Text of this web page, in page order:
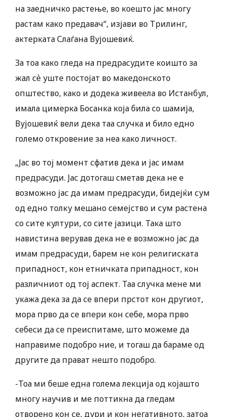
на заедничко растење, во коешто јас многу
растам како предавач“, изјави во Трилинг,
актерката Слаѓана Вујошевиќ.
За тоа како гледа на предрасудите коишто за
жал сѐ уште постојат во македонското
општество, како и додека живеела во Истанбул,
имала цимерка Босанка која била со шамија,
Вујошевиќ вели дека таа случка и било едно
големо откровение за неа како личност.
„Јас во тој момент сфатив дека и јас имам
предрасуди. Јас дотогаш сметав дека не е
возможно јас да имам предрасуди, бидејќи сум
од едно толку мешано семејство и сум растена
со сите култури, со сите јазици. Така што
навистина верував дека не е возможно јас да
имам предрасуди, барем не кон религиската
припадност, кон етничката припадност, кон
различниот од тој аспект. Таа случка мене ми
укажа дека за да се впери прстот кон другиот,
мора прво да се впери кон себе, мора прво
себеси да се преиспитаме, што можеме да
направиме подобро ние, и тогаш да бараме од
другите да прават нешто подобро.
-Тоа ми беше една голема лекција од којашто
многу научив и ме поттикна да гледам
отворено кон се, дури и кон негативното, затоа